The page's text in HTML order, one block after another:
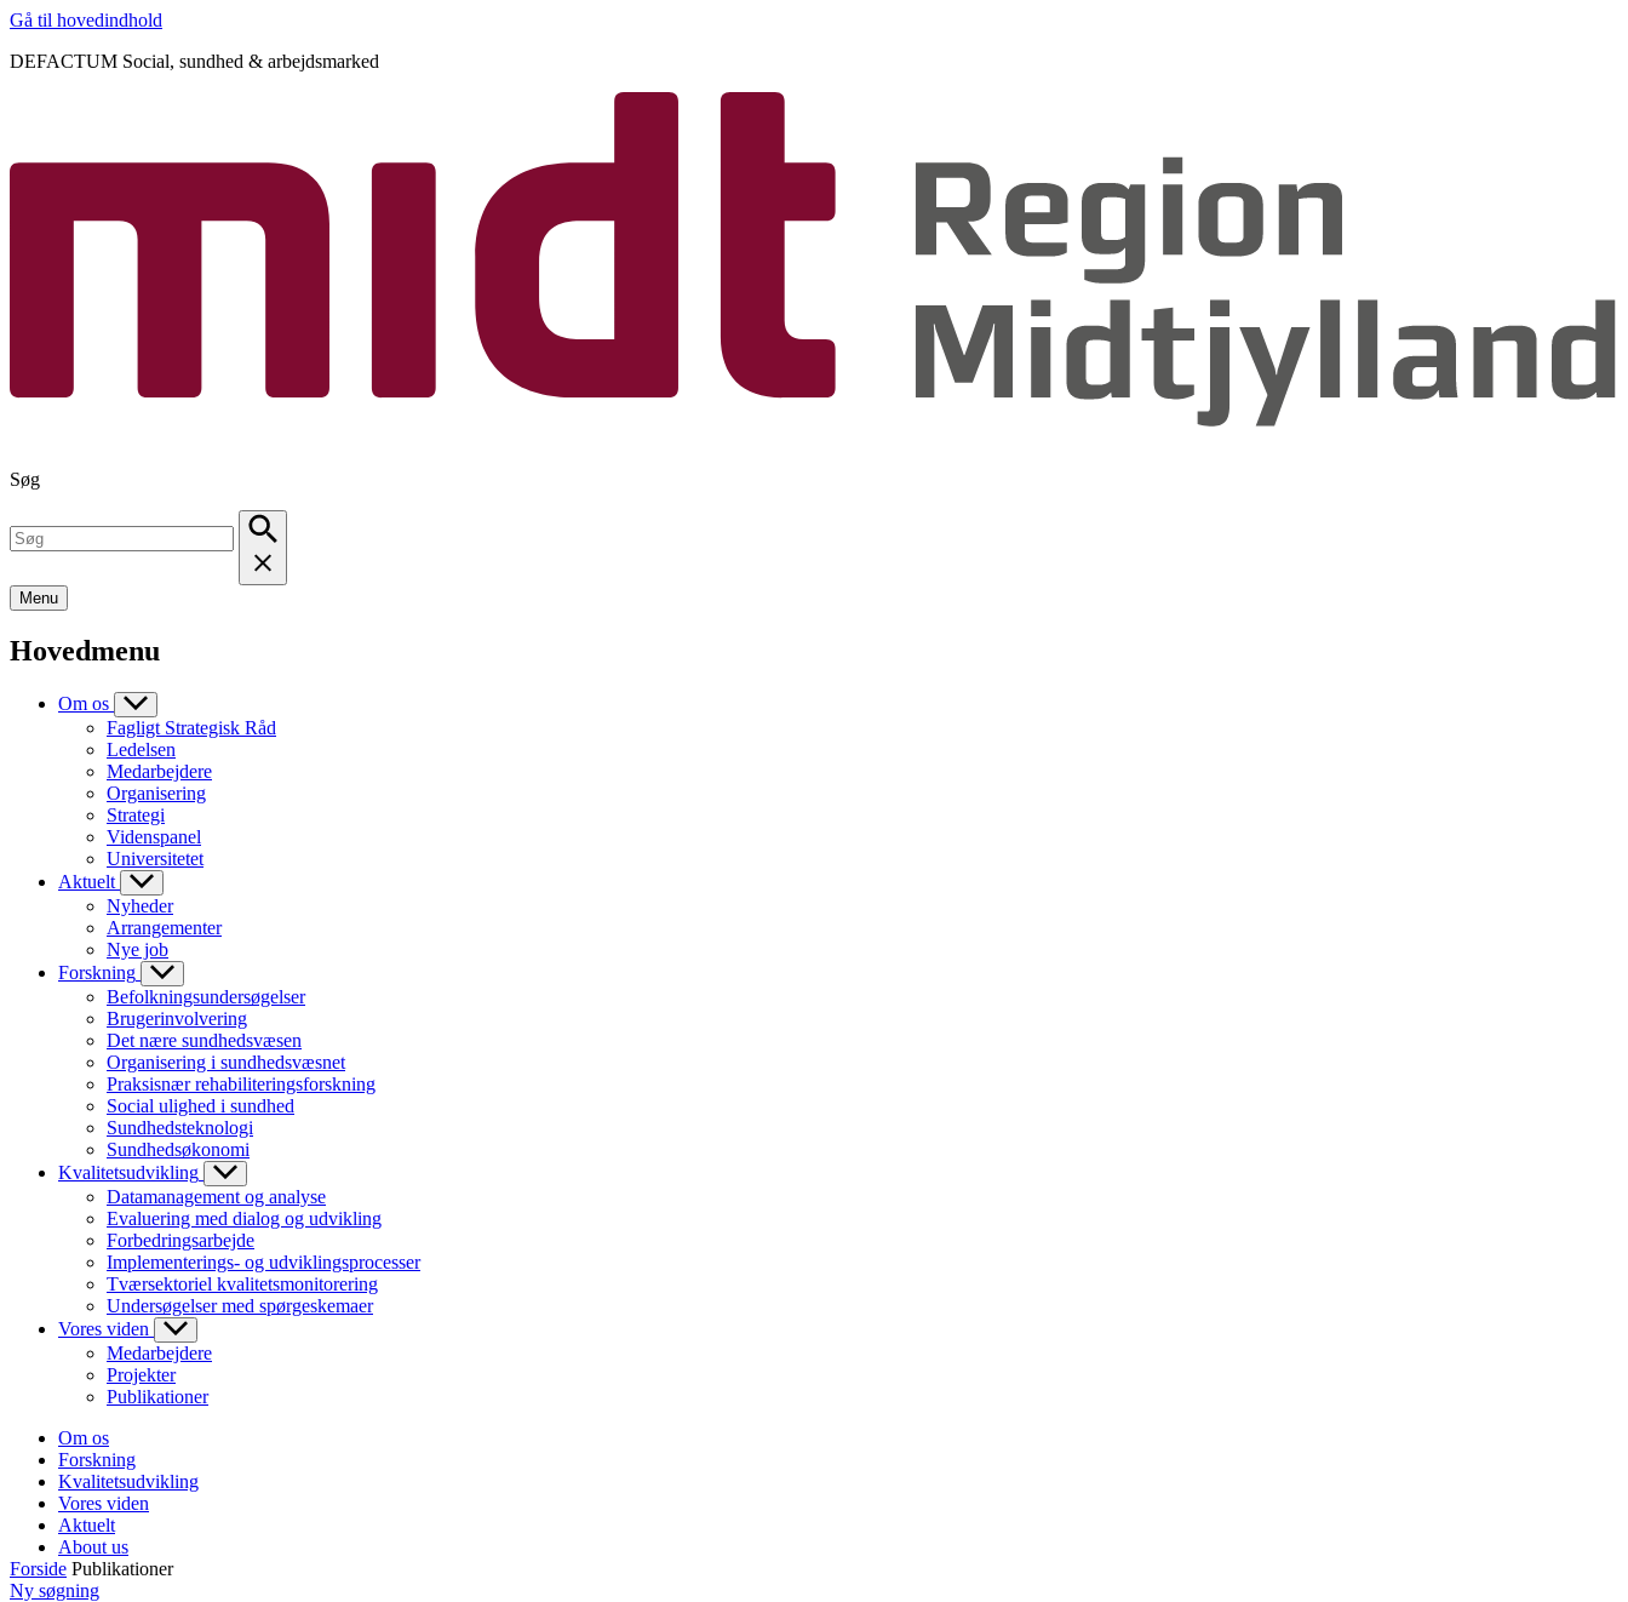
Gå til hovedindhold
DEFACTUM Social, sundhed & arbejdsmarked
Søg
Menu
Hovedmenu
Om os
Fagligt Strategisk Råd
Ledelsen
Medarbejdere
Organisering
Strategi
Videnspanel
Universitetet
Aktuelt
Nyheder
Arrangementer
Nye job
Forskning
Befolkningsundersøgelser
Brugerinvolvering
Det nære sundhedsvæsen
Organisering i sundhedsvæsnet
Praksisnær rehabiliteringsforskning
Social ulighed i sundhed
Sundhedsteknologi
Sundhedsøkonomi
Kvalitetsudvikling
Datamanagement og analyse
Evaluering med dialog og udvikling
Forbedringsarbejde
Implementerings- og udviklingsprocesser
Tværsektoriel kvalitetsmonitorering
Undersøgelser med spørgeskemaer
Vores viden
Medarbejdere
Projekter
Publikationer
Om os
Forskning
Kvalitetsudvikling
Vores viden
Aktuelt
About us
Forside Publikationer
Ny søgning